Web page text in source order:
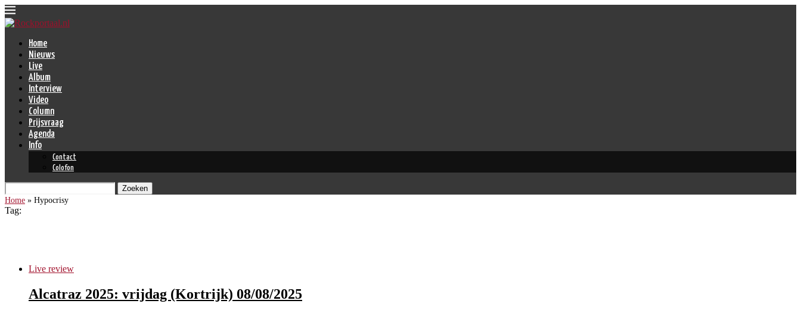
Home
Nieuws
Live
Album
Interview
Video
Column
Prijsvraag
Agenda
Info
Contact
Colofon
Zoeken
Home » Hypocrisy
Tag:
Live review
Alcatraz 2025: vrijdag (Kortrijk) 08/08/2025